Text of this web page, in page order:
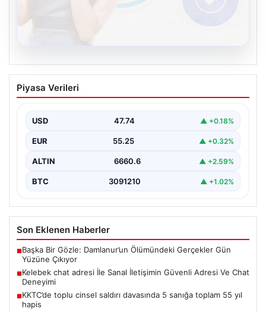
08.08.2026
Kelebek chat adresi İle Sanal İletişimin
Güvenli Adresi Ve Chat Deneyimi
kurması ciddi bir değer barındırmaktadır. Günümüzde
birçok…
Piyasa Verileri
USD 47.74 ▲ +0.18%
EUR 55.25 ▲ +0.32%
ALTIN 6660.6 ▲ +2.59%
BTC 3091210 ▲ +1.02%
Son Eklenen Haberler
■Başka Bir Gözle: Damlanur’un Ölümündeki Gerçekler Gün
Yüzüne Çıkıyor
■Kelebek chat adresi İle Sanal İletişimin Güvenli Adresi Ve Chat
Deneyimi
■KKTC’de toplu cinsel saldırı davasında 5 sanığa toplam 55 yıl
hapis